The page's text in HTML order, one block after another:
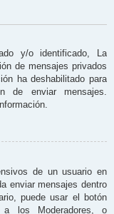
y/o identificado, La
de mensajes privados
ha deshabilitado para
enviar mensajes.
de un usuario en
enviar mensajes dentro
puede usar el botón
a los Moderadores, o